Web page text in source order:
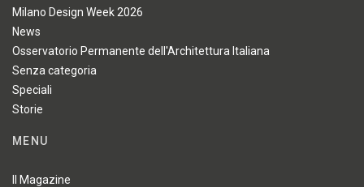
Milano Design Week 2026
News
Osservatorio Permanente dell'Architettura Italiana
Senza categoria
Speciali
Storie
MENU
Il Magazine